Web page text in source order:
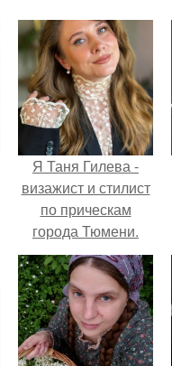
Я Таня Гилева -
визажист и стилист
по прическам
города Тюмени.